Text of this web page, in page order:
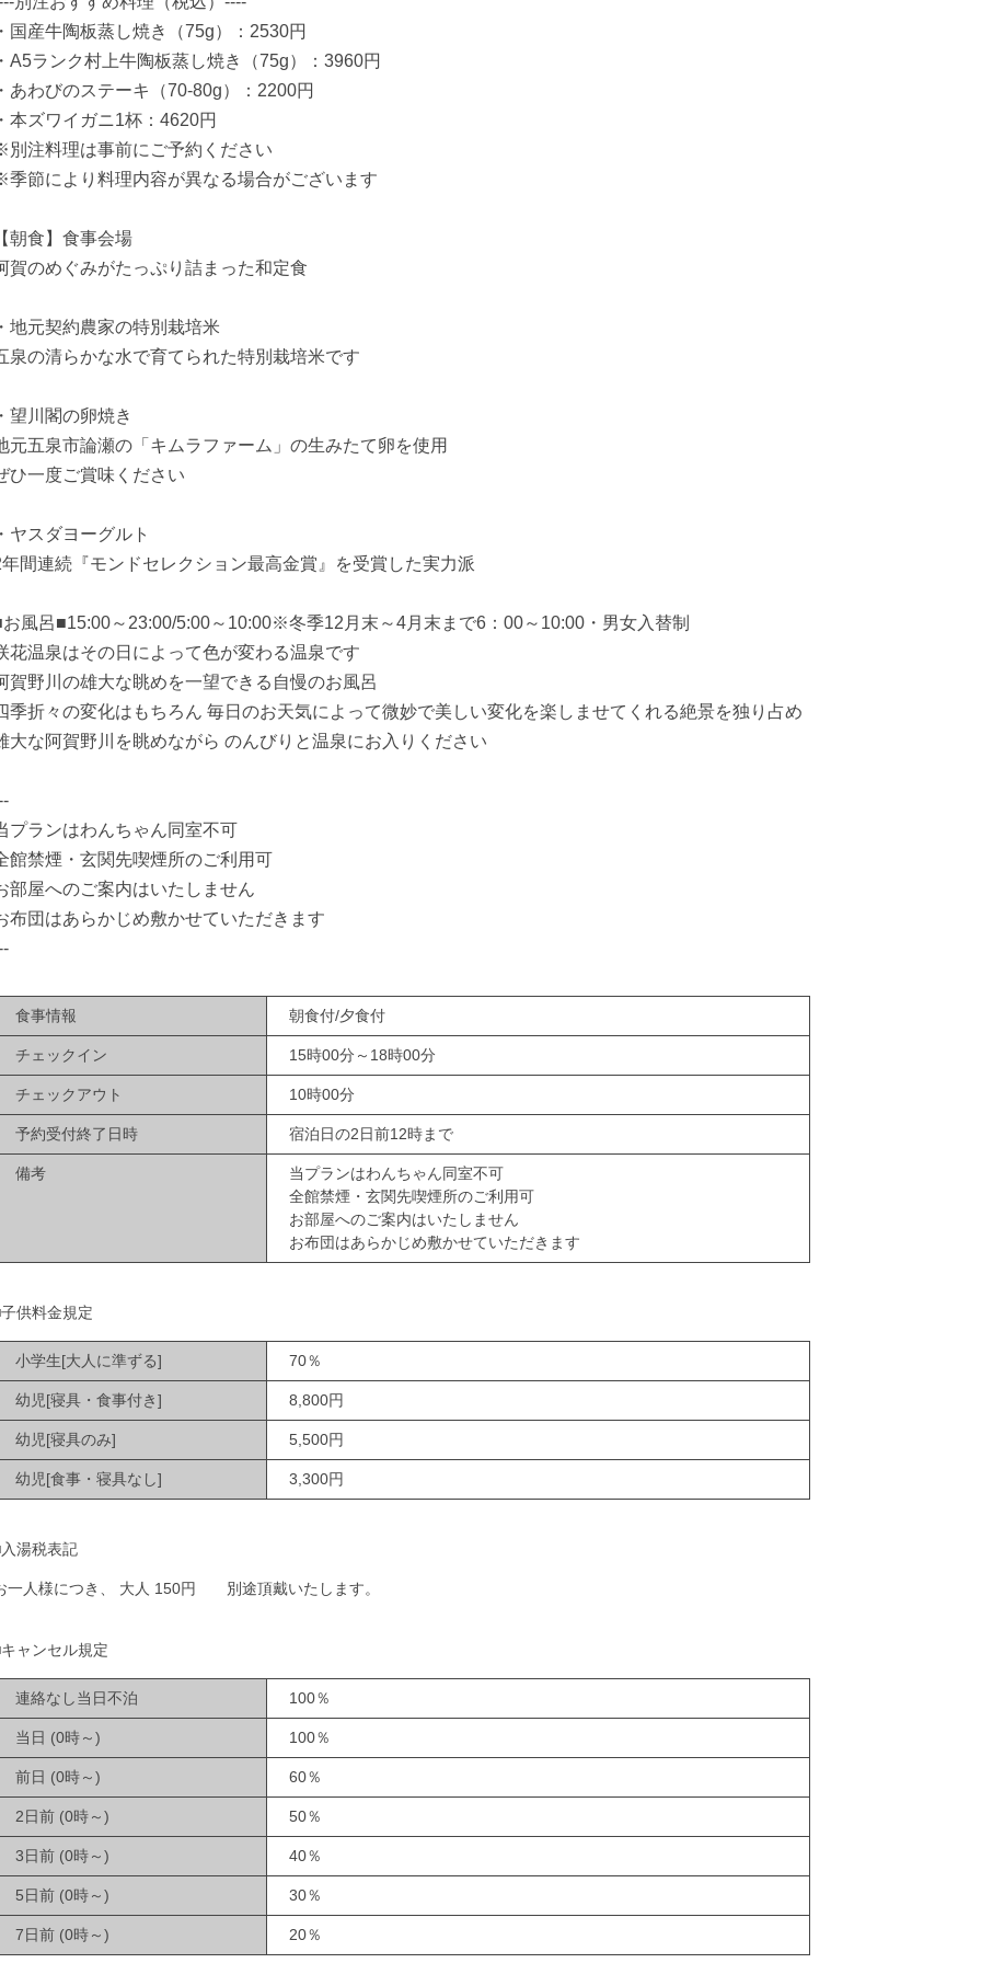
国産牛陶板蒸し焼き（75g）：2530円
A5ランク村上牛陶板蒸し焼き（75g）：3960円
あわびのステーキ（70-80g）：2200円
本ズワイガニ1杯：4620円
注料理は事前にご予約ください
節により料理内容が異なる場合がございます
朝食】食事会場
賀のめぐみがたっぷり詰まった和定食
地元契約農家の特別栽培米
泉の清らかな水で育てられた特別栽培米です
望川閣の卵焼き
元五泉市論瀬の「キムラファーム」の生みたて卵を使用
ひ一度ご賞味ください
ヤスダヨーグルト
間連続『モンドセレクション最高金賞』を受賞した実力派
風呂■15:00～23:00/5:00～10:00※冬季12月末～4月末まで6：00～10:00・男女入替制
花温泉はその日によって色が変わる温泉です
賀野川の雄大な眺めを一望できる自慢のお風呂
季折々の変化はもちろん 毎日のお天気によって微妙で美しい変化を楽しませてくれる絶景を独り占め
大な阿賀野川を眺めながら のんびりと温泉にお入りください
プランはわんちゃん同室不可
館禁煙・玄関先喫煙所のご利用可
部屋へのご案内はいたしません
布団はあらかじめ敷かせていただきます
食事情報 朝食付/夕食付
チェックイン 15時00分～18時00分
チェックアウト 10時00分
予約受付終了日時 宿泊日の2日前12時まで
備考
当プランはわんちゃん同室不可
全館禁煙・玄関先喫煙所のご利用可
お部屋へのご案内はいたしません
お布団はあらかじめ敷かせていただきます
供料金規定
小学生[大人に準ずる] 70％
幼児[寝具・食事付き] 8,800円
幼児[寝具のみ] 5,500円
幼児[食事・寝具なし] 3,300円
湯税表記
一人様につき、 大人 150円 別途頂戴いたします。
ャンセル規定
連絡なし当日不泊 100％
当日 (0時～) 100％
前日 (0時～) 60％
2日前 (0時～) 50％
3日前 (0時～) 40％
5日前 (0時～) 30％
7日前 (0時～) 20％